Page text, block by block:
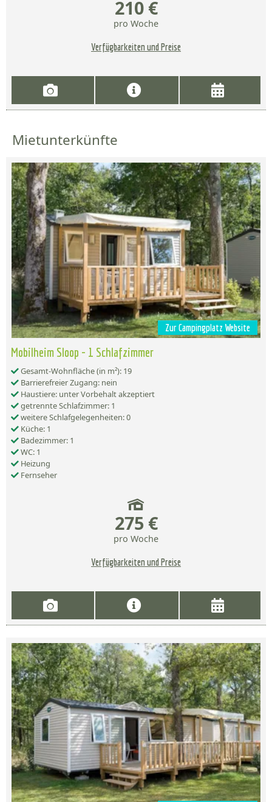
210 €
pro Woche
Verfügbarkeiten und Preise
Mietunterkünfte
Zur Campingplatz Website
Mobilheim Sloop - 1 Schlafzimmer
Gesamt-Wohnfläche (in m²): 19
Barrierefreier Zugang: nein
Haustiere: unter Vorbehalt akzeptiert
getrennte Schlafzimmer: 1
weitere Schlafgelegenheiten: 0
Küche: 1
Badezimmer: 1
WC: 1
Heizung
Fernseher
275 €
pro Woche
Verfügbarkeiten und Preise